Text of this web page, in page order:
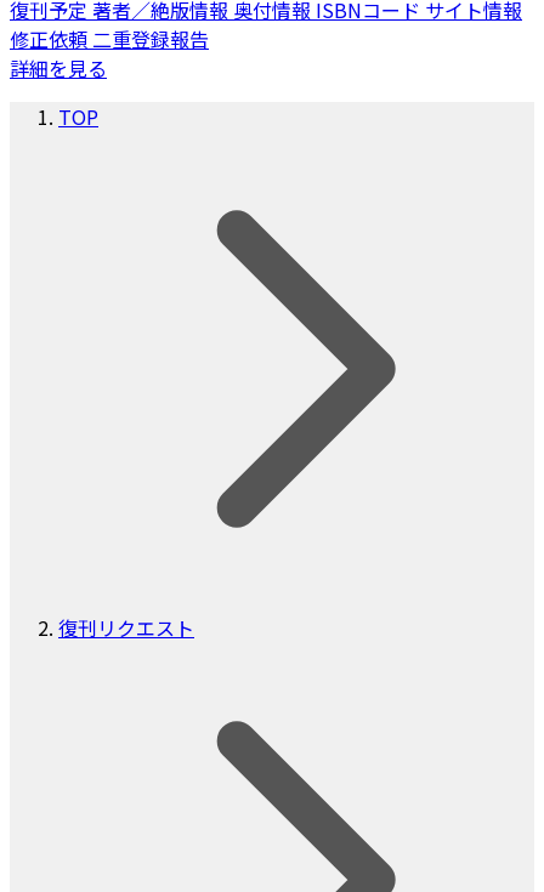
復刊予定 著者／絶版情報 奥付情報 ISBNコード サイト情報
修正依頼 二重登録報告
詳細を見る
TOP
復刊リクエスト